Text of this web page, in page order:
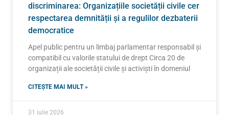
discriminarea: Organizațiile societății civile cer
respectarea demnității și a regulilor dezbaterii
democratice
Apel public pentru un limbaj parlamentar responsabil și
compatibil cu valorile statului de drept Circa 20 de
organizații ale societății civile și activiști în domeniul
CITEȘTE MAI MULT »
31 iulie 2026